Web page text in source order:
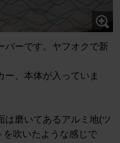
バーです。ヤフオクで新
ー、本体が入っていま
は磨いてあるアルミ地(ツ
を吹いたような感じで